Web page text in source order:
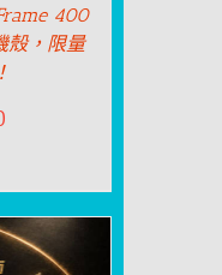
400
殼，限量